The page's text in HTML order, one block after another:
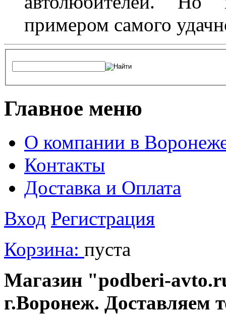
примером самого
Главное меню
О компании в
Контакты
Доставка и Оплата
Вход Регистрация
Корзина: пуста
Магазин "podberi-
г.Воронеж. Доставляем